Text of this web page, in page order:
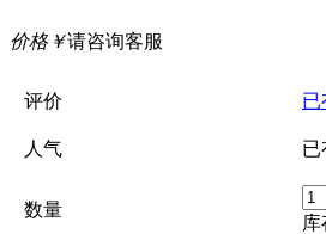
价格￥请咨询客服
评价 已
人气 已
数量
库